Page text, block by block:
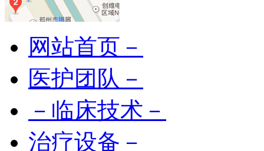
网站首页－
医护团队－
－临床技术－
治疗设备－